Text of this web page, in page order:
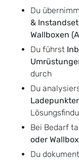
Du
&
Wallboxen
Du führst
durch
Du
Bei Bedarf
oder
Du